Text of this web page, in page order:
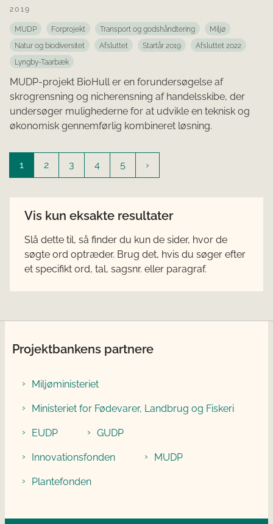
2019
MUDP Forprojekt Transport og godshåndtering
Miljø
Natur og biodiversitet
Afsluttet Startår 2019
Afsluttet 2022
Lyngby-Taarbæk
MUDP-projekt BioHull er en forundersøgelse af
skrogrensning og nicherensning af handelsskibe, der
undersøger mulighederne for at udvikle en teknisk og
økonomisk gennemførlig kombineret løsning.
1 2 3 4 5
Vis kun eksakte resultater
Slå dette til, så finder du kun de sider, hvor de
søgte ord optræder. Brug det, hvis du søger efter
et specifikt ord, tal, sagsnr. eller paragraf.
Projektbankens partnere
Miljøministeriet
Ministeriet for Fødevarer, Landbrug og Fiskeri
EUDP GUDP
Innovationsfonden MUDP
Plantefonden